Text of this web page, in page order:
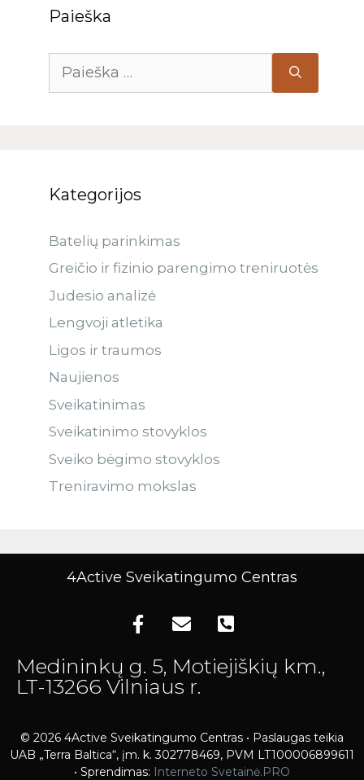
Paieška
Kategorijos
Batelių parinkimas
Greičio ir fizinio parengimo treniruotės
Judesio analizė
Lengvoji atletika
Ligos ir traumos
Naujienos
Sveikatinimas
Sveikatinimo stovyklos
Sveiko bėgimo stovyklos
Treniravimo mokslas
4Active Sveikatingumo Centras
Medininkų g. 5, Motiejiškių km.,
LT-13266 Vilniaus r.
© 2026 4Active Sveikatingumo Centras • Paslaugas teikia
UAB „Terra Baltica“, įm. k. 302778469, PVM LT100006899611
• Sprendimas: Interneto Svetainė.PRO